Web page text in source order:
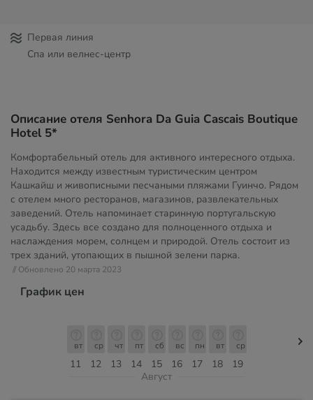
Первая линия
Спа или велнес-центр
Описание отеля Senhora Da Guia Cascais Boutique
Hotel 5*
Комфортабельный отель для активного интересного отдыха.
Находится между известным туристическим центром
Кашкайш и живописными песчаными пляжами Гуинчо. Рядом
с отелем много ресторанов, магазинов, развлекательных
заведений. Отель напоминает старинную португальскую
усадьбу. Здесь все создано для полноценного отдыха и
наслаждения морем, солнцем и природой. Отель состоит из
трех зданий, утопающих в пышной зелени парка.
// Обновлено 20 марта 2023
График цен
11
вт
12
ср
13
чт
14
пт
15
сб
16
вс
17
пн
18
вт
19
ср
Август